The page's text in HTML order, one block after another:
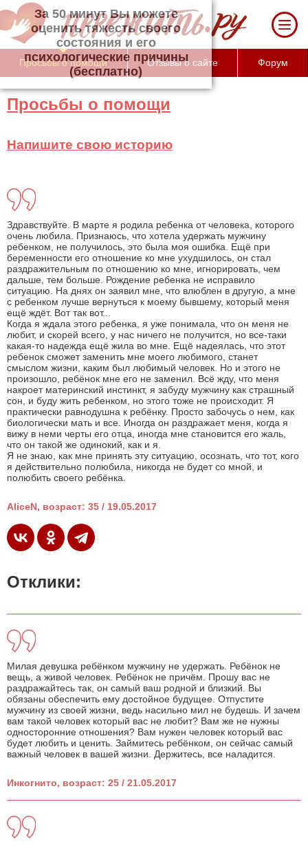
За 50 минут Вы можете оценить тяжесть
своего состояния и его психологические
причины (бесплатно)
Просьбы о помощи Отзывы о сайте Форум
Просьбы о помощи
Напишите свою историю
Здравствуйте. В марте я родила ребенка от человека, которого
очень любила. Признаюсь, что хотела удержать мужчину
ребенком, не получилось, это была моя ошибка. Ещё при
беременности его отношение ко мне ухудшилось, он стал
раздражительным по отношению ко мне, игнорировать, чем
дальше, тем больше. Рождение ребенка не исправило
ситуацию. На днях он заявил мне, что влюблен в другую, а мне
с ребенком лучше вернуться к моему бывшему, который меня
ещё ждёт. Вот так вот...
Когда я ждала этого ребенка, я уже понимала, что он меня не
любит, и скорей всего, у нас ничего не получится, но все-таки
какая-то надежда ещё жила во мне. Ещё надеялась, что этот
ребенок сможет заменить мне моего любимого, станет
смыслом жизни, каким был любимый человек. Но и этого не
произошло, ребёнок мне его не заменил. Всё жду, что меня
накроет материнский инстинкт, я забуду мужчину как страшный
сон, и буду жить ребенком, но этого тоже не происходит. Я
практически равнодушна к ребёнку. Просто забочусь о нем, как
биологически мать и все. Иногда он раздражает меня, когда я
вижу в неми черты его отца, иногда мне становится его жаль,
что он такой же одинокий, как и я.
Я не знаю, как мне принять эту ситуацию, осознать, что тот, кого
я действительно полюбила, никогда не будет со мной, и
полюбить своего ребёнка.
AliceN, возраст: 35 / 19.05.2017
Отклики:
Милая девушка ребёнком мужчину не удержать. Ребёнок не
вещь, а живой человек. Ребёнок не причём. Прошу вас не
раздражайтесь так, он самый ваш родной и близкий. Вы
обязаны обеспечить ему достойное будущее. Отпустите
мужчину из своей жизни, ведь насильно мил не будешь. И зачем
вам такой человек который вас не любит? Вам же не нужны
односторонние отношения? Вам нужен человек который вас
будет любить и ценить. Займитесь ребёнком, он сейчас самый
важный человек в вашей жизни. Держитесь, все наладится.
Инкогнито, возраст: 25 / 21.05.2017